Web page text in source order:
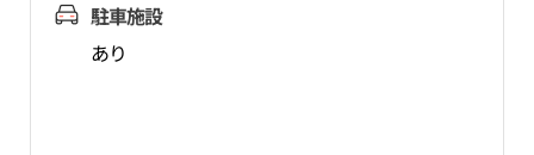
駐車施設
あり